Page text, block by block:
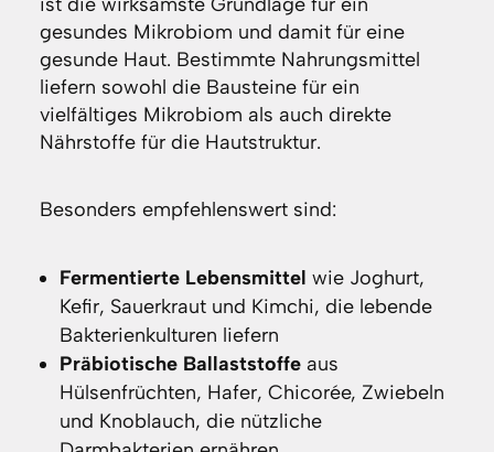
gesundes Mikrobiom und damit für eine
gesunde Haut. Bestimmte Nahrungsmittel
liefern sowohl die Bausteine für ein
vielfältiges Mikrobiom als auch direkte
Nährstoffe für die Hautstruktur.
Besonders empfehlenswert sind:
Fermentierte Lebensmittel wie Joghurt,
Kefir, Sauerkraut und Kimchi, die lebende
Bakterienkulturen liefern
Präbiotische Ballaststoffeaus
Hülsenfrüchten, Hafer, Chicorée, Zwiebeln
und Knoblauch, die nützliche